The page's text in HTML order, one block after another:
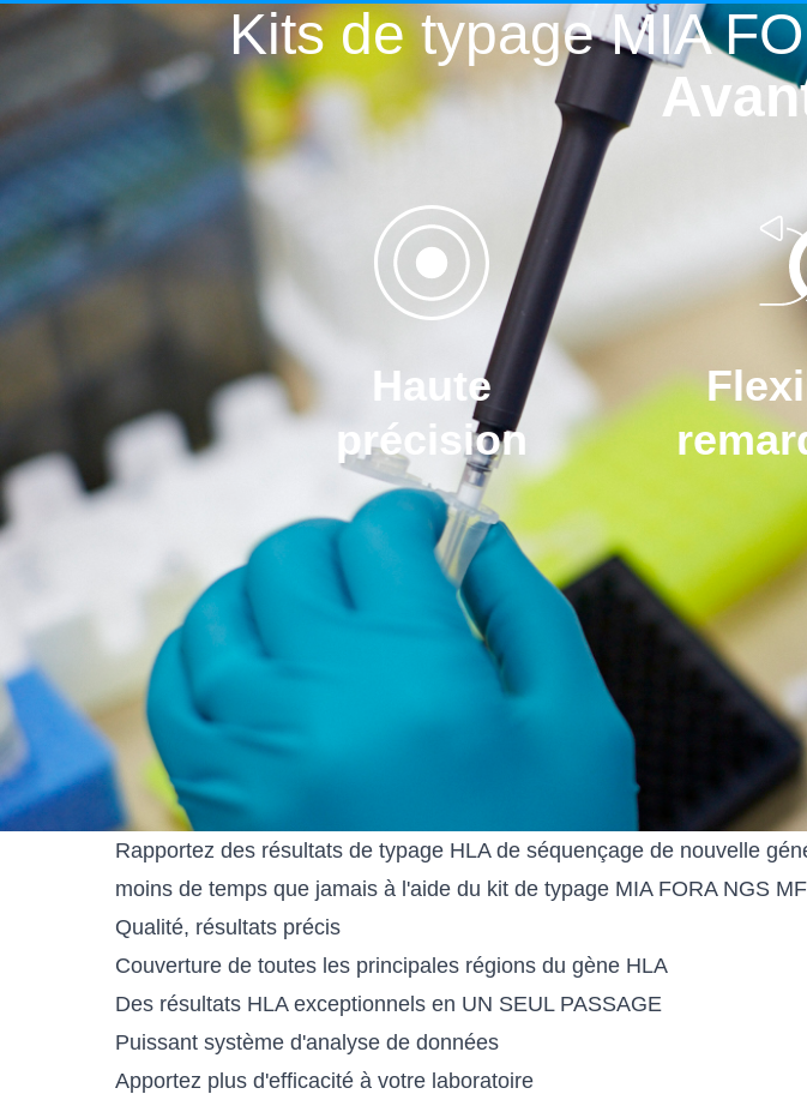
Kits de typage MIA
Haute
précision
Les
La solution de typage MIA FORA HLA offre un génotypage HLA haute
Rapportez des résultats de typage HLA de séquençage de nouvelle
moins de temps que jamais à l'aide du kit de typage MIA FORA NGS
Qualité, résultats précis
Couverture de toutes les principales régions du gène HLA
Des résultats HLA exceptionnels en UN SEUL PASSAGE
Puissant système d'analyse de données
Apportez plus d'efficacité à votre laboratoire